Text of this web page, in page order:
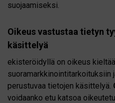
suojaamiseksi.
Oikeus vastustaa tietyn
käsittelyä
ekisteröidyllä on oikeus
suoramarkkinointitarkoituksiin
perustuvaa tietojen käsittelyä.
voidaanko etu katsoa